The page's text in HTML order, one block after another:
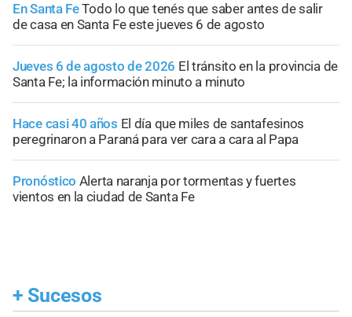
En Santa FeTodo lo que tenés que saber antes de salir
de casa en Santa Fe este jueves 6 de agosto
Jueves 6 de agosto de 2026 El tránsito en la provincia de
Santa Fe; la información minuto a minuto
Hace casi 40 años El día que miles de santafesinos
peregrinaron a Paraná para ver cara a cara al Papa
Pronóstico Alerta naranja por tormentas y fuertes
vientos en la ciudad de Santa Fe
+ Sucesos